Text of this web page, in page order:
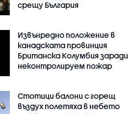
срещу България
Извънредно положение в
канадската провинция
Британска Колумбия заради
неконтролируем пожар
Стотици балони с горещ
въздух полетяха в небето